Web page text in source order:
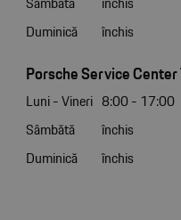
Duminică
închis
Porsche Service
Luni - Vineri 8:00 - 17:00
Sâmbătă
închis
Duminică
închis